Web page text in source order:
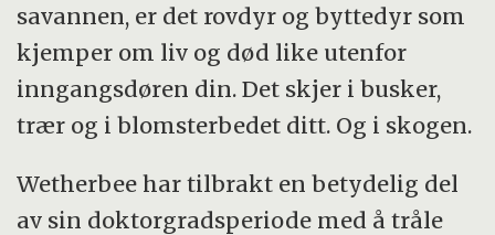
savannen, er det rovdyr og byttedyr som
kjemper om liv og død like utenfor
inngangsdøren din. Det skjer i busker,
trær og i blomsterbedet ditt. Og i skogen.
Wetherbee har tilbrakt en betydelig del
av sin doktorgradsperiode med å tråle